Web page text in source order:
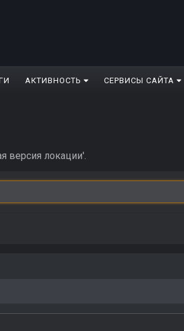
АКТИВНОСТЬ СЕРВИСЫ САЙТА
версия локации'.